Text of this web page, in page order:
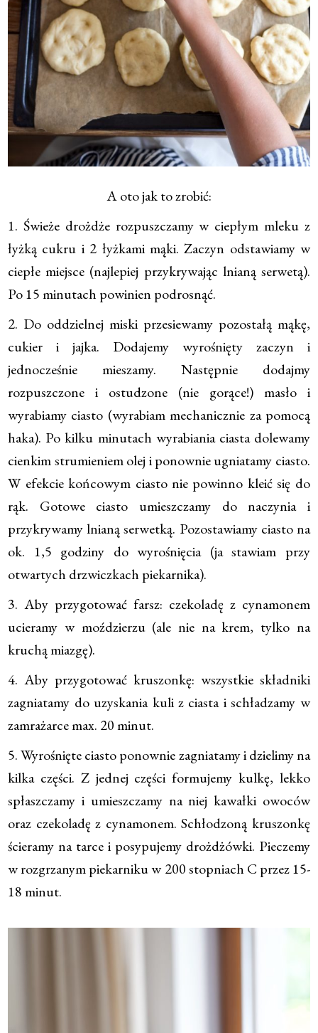
A oto jak to zrobić:
1. Świeże drożdże rozpuszczamy w ciepłym mleku z
łyżką cukru i 2 łyżkami mąki. Zaczyn odstawiamy w
ciepłe miejsce (najlepiej przykrywając lnianą serwetą).
Po 15 minutach powinien podrosnąć.
2. Do oddzielnej miski przesiewamy pozostałą mąkę,
cukier i jajka. Dodajemy wyrośnięty zaczyn i
jednocześnie mieszamy. Następnie dodajmy
rozpuszczone i ostudzone (nie gorące!) masło i
wyrabiamy ciasto (wyrabiam mechanicznie za pomocą
haka). Po kilku minutach wyrabiania ciasta dolewamy
cienkim strumieniem olej i ponownie ugniatamy ciasto.
W efekcie końcowym ciasto nie powinno kleić się do
rąk. Gotowe ciasto umieszczamy do naczynia i
przykrywamy lnianą serwetką. Pozostawiamy ciasto na
ok. 1,5 godziny do wyrośnięcia (ja stawiam przy
otwartych drzwiczkach piekarnika).
3. Aby przygotować farsz: czekoladę z cynamonem
ucieramy w moździerzu (ale nie na krem, tylko na
kruchą miazgę).
4. Aby przygotować kruszonkę: wszystkie składniki
zagniatamy do uzyskania kuli z ciasta i schładzamy w
zamrażarce max. 20 minut.
5. Wyrośnięte ciasto ponownie zagniatamy i dzielimy na
kilka części. Z jednej części formujemy kulkę, lekko
spłaszczamy i umieszczamy na niej kawałki owoców
oraz czekoladę z cynamonem. Schłodzoną kruszonkę
ścieramy na tarce i posypujemy drożdżówki. Pieczemy
w rozgrzanym piekarniku w 200 stopniach C przez 15-
18 minut.